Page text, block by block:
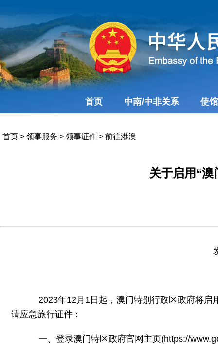
首页 中南/中非关系 使
首页 > 领事服务 > 领事证件 > 前往港澳
关于启用“
2023年12月1日起，澳门特别行政区政府将启用
请应急旅行证件：
一、登录澳门特区政府官网主页(https://